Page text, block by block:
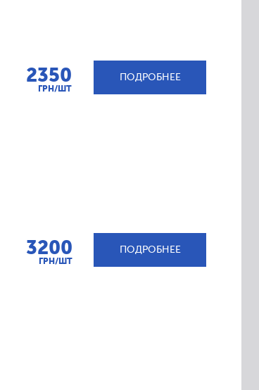
2350
ГРН/ШТ
ПОДРОБНЕЕ
3200
ГРН/ШТ
ПОДРОБНЕЕ